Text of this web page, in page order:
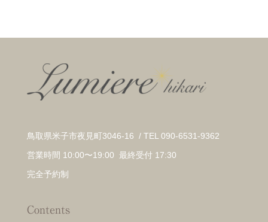
鳥取県米子市夜見町3046-16 / TEL 090-6531-9362
営業時間 10:00〜19:00 最終受付 17:30
完全予約制
Contents